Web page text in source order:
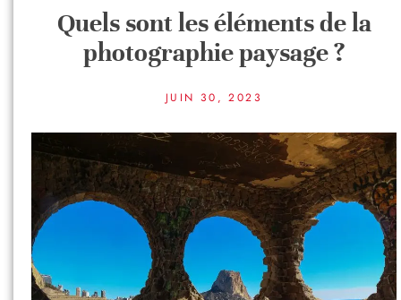
Quels sont les éléments de la
photographie paysage ?
JUIN 30, 2023